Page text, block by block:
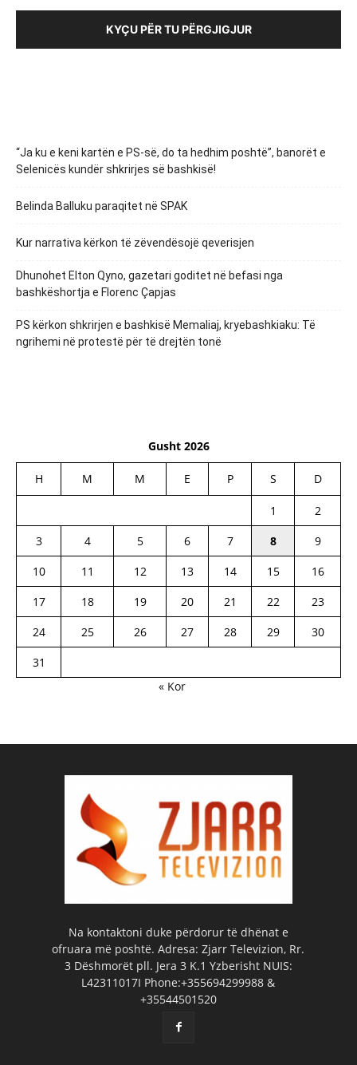
KYÇU PËR TU PËRGJIGJUR
“Ja ku e keni kartën e PS-së, do ta hedhim poshtë”, banorët e
Selenicës kundër shkrirjes së bashkisë!
Belinda Balluku paraqitet në SPAK
Kur narrativa kërkon të zëvendësojë qeverisjen
Dhunohet Elton Qyno, gazetari goditet në befasi nga
bashkëshortja e Florenc Çapjas
PS kërkon shkrirjen e bashkisë Memaliaj, kryebashkiaku: Të
ngrihemi në protestë për të drejtën tonë
Gusht 2026
H M M E P S D
1
2
3
4 5 6 7 8
9
10
11 12 13 14 15
16
17
18 19 20 21 22
23
24
25 26 27 28 29
30
31
« Kor
Na kontaktoni duke përdorur të dhënat e
ofruara më poshtë. Adresa: Zjarr Televizion, Rr.
3 Dëshmorët pll. Jera 3 K.1 Yzberisht NUIS:
L42311017I Phone:+355694299988 &
+35544501520